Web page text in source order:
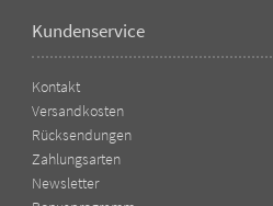
Kundenservice
Kontakt
Versandkosten
Rücksendungen
Zahlungsarten
Newsletter